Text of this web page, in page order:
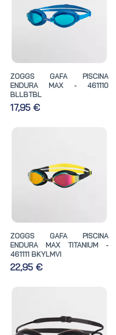
ZOGGS GAFA PISCINA
ENDURA MAX - 461110
BLLBTBL
17,95 €
ZOGGS GAFA PISCINA
ENDURA MAX TITANIUM -
461111 BKYLMVI
22,95 €